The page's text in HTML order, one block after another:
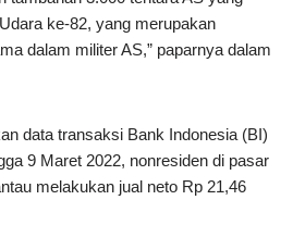
ke-82, yang merupakan
dalam militer AS,” paparnya dalam
data transaksi Bank Indonesia (BI)
9 Maret 2022, nonresiden di pasar
melakukan jual neto Rp 21,46